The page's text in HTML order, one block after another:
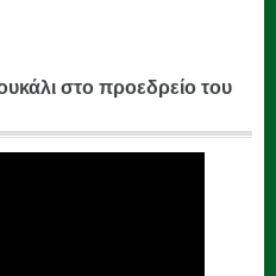
στο προεδρείο του